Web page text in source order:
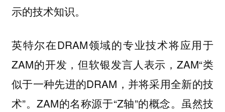
示的技术知识。
英特尔在DRAM领域的专业技术将应用于
ZAM的开发，但软银发言人表示，ZAM“类
似于一种先进的DRAM，并将采用全新的技
术”。ZAM的名称源于“Z轴”的概念。虽然技